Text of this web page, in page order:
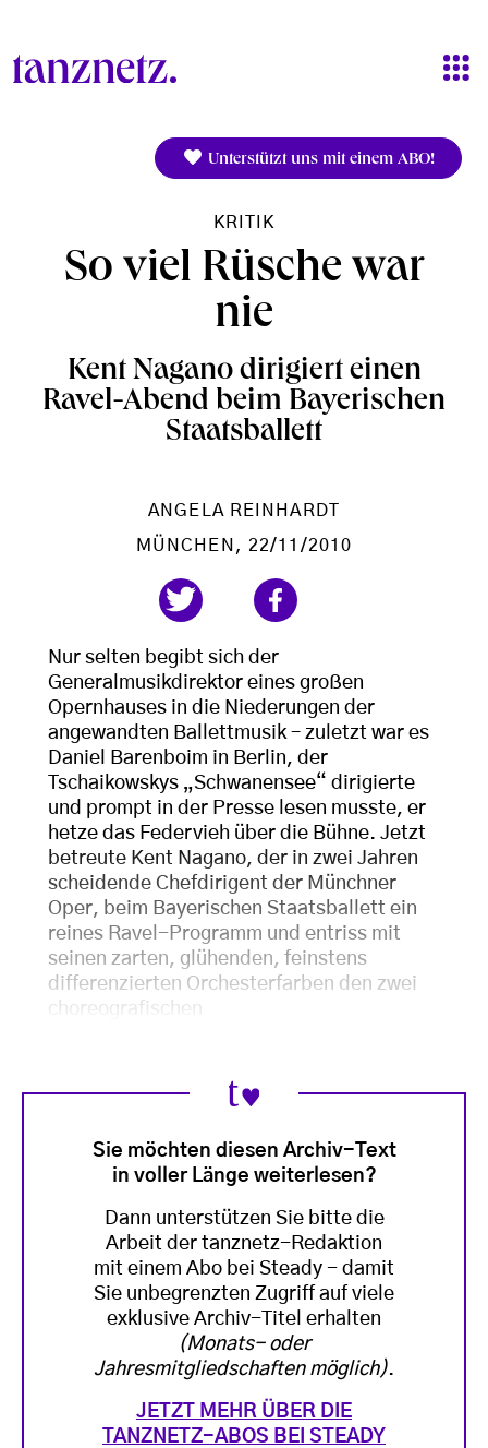
Unterstützt uns mit einem ABO!
KRITIK
So viel Rüsche war
nie
Kent Nagano dirigiert einen
Ravel-Abend beim Bayerischen
Staatsballett
ANGELA REINHARDT
MÜNCHEN , 22/11/2010
Nur selten begibt sich der
Generalmusikdirektor eines großen
Opernhauses in die Niederungen der
angewandten Ballettmusik – zuletzt war es
Daniel Barenboim in Berlin, der
Tschaikowskys „Schwanensee“ dirigierte
und prompt in der Presse lesen musste, er
hetze das Federvieh über die Bühne. Jetzt
betreute Kent Nagano, der in zwei Jahren
scheidende Chefdirigent der Münchner
Oper, beim Bayerischen Staatsballett ein
reines Ravel-Programm und entriss mit
seinen zarten, glühenden, feinstens
differenzierten Orchesterfarben den zwei
choreografischen
Sie möchten diesen Archiv-Text
in voller Länge weiterlesen?
Dann unterstützen Sie bitte die
Arbeit der tanznetz-Redaktion
mit einem Abo bei Steady - damit
Sie unbegrenzten Zugriff auf viele
exklusive Archiv-Titel erhalten
(Monats- oder
Jahresmitgliedschaften möglich).
JETZT MEHR ÜBER DIE
TANZNETZ-ABOS BEI STEADY